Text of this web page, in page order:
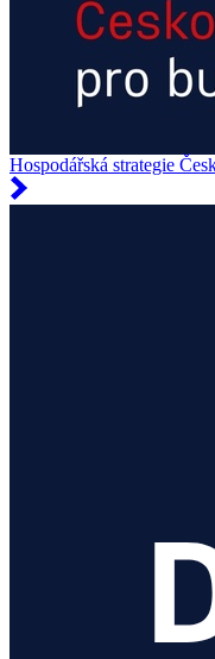
Hospodářská strategie